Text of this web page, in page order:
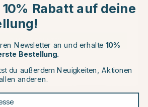
die Ihnen gefallen könnten
Continue to equinest.de
Rabatt auf deine
Newsletter an und erhalte 10%
Bestellung.
du außerdem Neuigkeiten, Aktionen
anderen.